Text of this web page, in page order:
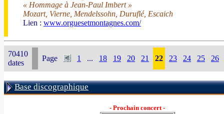
« Hommage à Jean-Paul Imbert »
Mozart, Vierne, Mendelssohn, Duruflé, Escaich
Lien : www.orguesetmontagnes.com/
70410
dates
Page 1 ... 18 19 20 21 22 23 24 25 26
Base discographique
- Prochain concert -